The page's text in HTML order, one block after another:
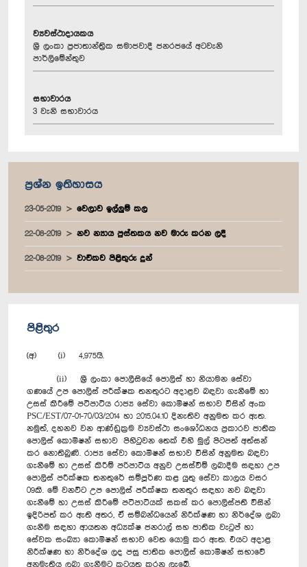
ව්‍යවස්ථාදායකය
ශ්‍රී ලංකා ප්‍රජාතාන්ත්‍රික සමාජවාදී ජනරජයේ අටවැනි
පාර්ලිමේන්තුව
සභාවාරය
3 වැනි සභාවාරය
ප්‍රශ්න ඉතිහාසය
23-05-2019 වෙලාව ඉල්ලුම් කල
22-08-2019 නව න්‍යාය පුස්තකය නව මාරු කරන ලදී
22-08-2019 වාචිකව පිළිතුරු දුන්
පිළිතුර
(අ) (i) 4,975යි.
(ii) ශ්‍රී ලංකා පොලීසියේ පොලිස් හා නියාමන සේවා
ගණයේ උප පොලිස් පරීක්ෂක තනතුරට අදාළව බඳවා ගැනීමේ හා
උසස් කිරීමේ පටිපාටිය රාජ්‍ය සේවා කොමිෂන් සභාව විසින් අංක
PSC/EST/07-01-70/03/2014 හා 2015.04.10 දිනැතිව අනුමත කර ඇත.
නමුත්, දහනව වන ආණ්ඩුක්‍රම ව්‍යවස්ථා සංශෝධනය ප්‍රකාරව ජාතික
පොලිස් කොමිෂන් සභාව පිහිටුවන තෙක් එහි මුල් පිටපත් අත්සන්
කර නොතිබුණි. රාජ්‍ය සේවා කොමිෂන් සභාව විසින් අනුමත බඳවා
ගැනීමේ හා උසස් කිරීම් පරිපාටිය අනුව උසස්වීම් ලබාදීම සඳහා උප
පොලිස් පරීක්ෂක තනතුරේ සම්පූර්ණ කළ යුතු සේවා කාලය වසර
09කි. මේ වනවිට උප පොලිස් පරීක්ෂක තනතුර සඳහා නව බඳවා
ගැනීමේ හා උසස් කිරීමේ පටිපාටියක් සකස් කර පොලිස්පති විසින්
ඉදිරිපත් කර ඇති අතර, ඒ සම්බන්ධයෙන් නිරීක්ෂණ හා නිර්දේශ ලබා
ගැනීම සඳහා ආයතන අධ්‍යක්ෂ ජනරාල් සහ ජාතික වැටුප් හා
සේවක සංඛ්‍යා කොමිෂන් සභාව වෙත යොමු කර ඇත. එයට අදාළ
නිරීක්ෂණ හා නිර්දේශ ලද පසු ජාතික පොලිස් කොමිෂන් සභාවේ
අනුමැතිය ලබා ගැනීමට කටයුතු කරනු ලැබේ.